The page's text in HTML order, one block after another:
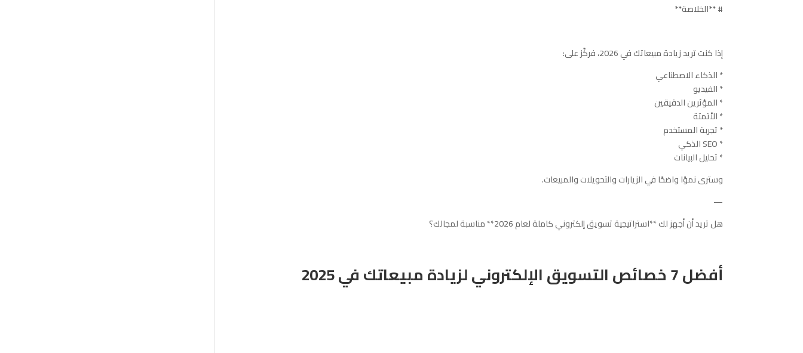
# **الخلاصة**
إذا كنت تريد زيادة مبيعاتك في 2026، فركّز على:
* الذكاء الاصطناعي
* الفيديو
* المؤثرين الدقيقين
* الأتمتة
* تجربة المستخدم
* SEO الذكي
* تحليل البيانات
وسترى نموًا واضحًا في الزيارات والتحويلات والمبيعات.
—
هل تريد أن أجهز لك **استراتيجية تسويق إلكتروني كاملة لعام 2026** مناسبة لمجالك؟
أفضل 7 خصائص التسويق الإلكتروني لزيادة مبيعاتك في 2025